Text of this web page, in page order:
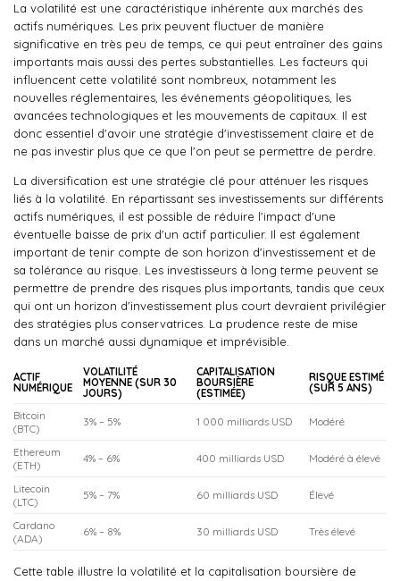
La volatilité est une caractéristique inhérente aux marchés des
actifs numériques. Les prix peuvent fluctuer de manière
significative en très peu de temps, ce qui peut entraîner des gains
importants mais aussi des pertes substantielles. Les facteurs qui
influencent cette volatilité sont nombreux, notamment les
nouvelles réglementaires, les événements géopolitiques, les
avancées technologiques et les mouvements de capitaux. Il est
donc essentiel d'avoir une stratégie d'investissement claire et de
ne pas investir plus que ce que l'on peut se permettre de perdre.
La diversification est une stratégie clé pour atténuer les risques
liés à la volatilité. En répartissant ses investissements sur différents
actifs numériques, il est possible de réduire l'impact d'une
éventuelle baisse de prix d'un actif particulier. Il est également
important de tenir compte de son horizon d'investissement et de
sa tolérance au risque. Les investisseurs à long terme peuvent se
permettre de prendre des risques plus importants, tandis que ceux
qui ont un horizon d'investissement plus court devraient privilégier
des stratégies plus conservatrices. La prudence reste de mise
dans un marché aussi dynamique et imprévisible.
ACTIF
NUMÉRIQUE
VOLATILITÉ
MOYENNE (SUR 30
JOURS)
CAPITALISATION
BOURSIÈRE
(ESTIMÉE)
RISQUE ESTIMÉ
(SUR 5 ANS)
Bitcoin
(BTC)
3% – 5% 1 000 milliards USD Modéré
Ethereum
(ETH)
4% – 6% 400 milliards USD Modéré à élevé
Litecoin
(LTC)
5% – 7% 60 milliards USD Élevé
Cardano
(ADA)
6% – 8% 30 milliards USD Très élevé
Cette table illustre la volatilité et la capitalisation boursière de